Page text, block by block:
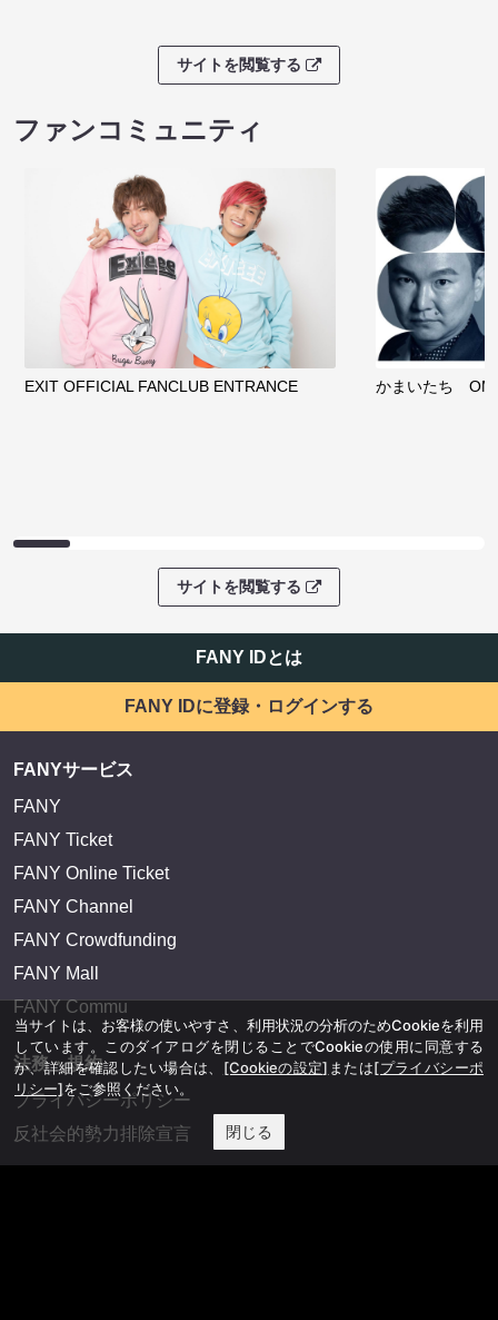
サイトを閲覧する
ファンコミュニティ
EXIT OFFICIAL FANCLUB ENTRANCE かまいたち
サイトを閲覧する
FANY IDとは
FANY IDに登録・ログインする
FANYサービス
FANY
FANY Ticket
FANY Online Ticket
FANY Channel
FANY Crowdfunding
FANY Mall
FANY Commu
法務・規約
プライバシーポリシー
反社会的勢力排除宣言
当サイトは、お客様の使いやすさ、利用状況の分析のためCookieを利用
しています。このダイアログを閉じることでCookieの使用に同意する
か、詳細を確認したい場合は、 [Cookieの設定] または[プライバシーポ
リシー]をご参照ください。
閉じる